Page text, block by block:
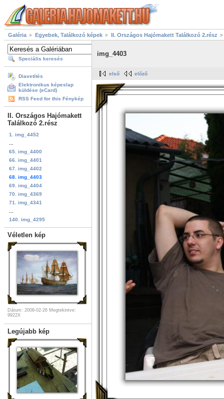
Galéria Egyebek, Találkozó képek II. Országos Hajómakett Találkozó 2.rész
Speciális keresés
Diavetítés
Elektronikus képeslap
küldése (eCard)
RSS Feed for this Fénykép
II. Országos Hajómakett
Találkozó 2.rész
1. img_4452
65. img_4400
66. img_4401
67. img_4402
68. img_4403
69. img_4404
70. img_4369
71. img_4341
140. img_4295
Véletlen kép
Dátum: 2008-02-26 Megtekintve:
9922X
Legújabb kép
img_4403
első előző